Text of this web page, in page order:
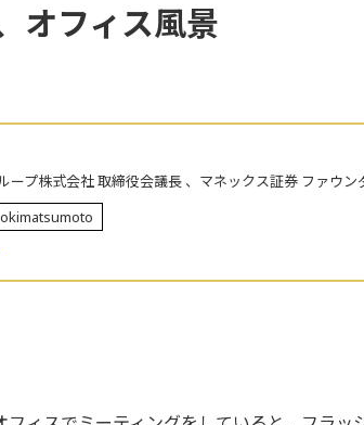
オフィス風景
ープ株式会社 取締役会議長 、マネックス証券 ファウン